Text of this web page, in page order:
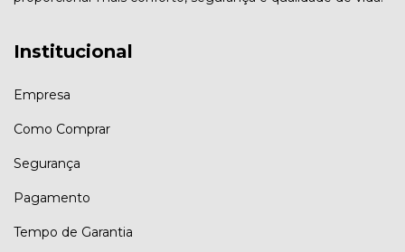
Institucional
Empresa
Como Comprar
Segurança
Pagamento
Tempo de Garantia